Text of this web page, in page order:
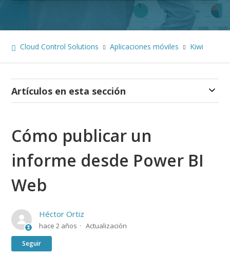
Cloud Control Solutions Aplicaciones móviles Kiwi
Artículos en esta sección
Cómo publicar un
informe desde Power BI
Web
Héctor Ortiz
hace 2 años Actualización
Seguir